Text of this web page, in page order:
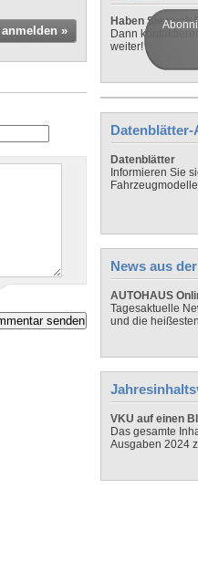
»
Haben Sie noch
Dann
weiter!
Datenblätter
Informieren Sie
News aus
AUTOHAUS
Tagesaktuelle
und die
VKU auf einen
Das gesamte
Ausgaben 2024